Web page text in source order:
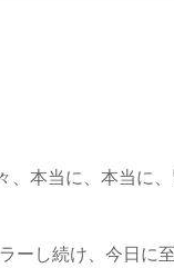
、本当に、本当に
ーし続け、今日に至